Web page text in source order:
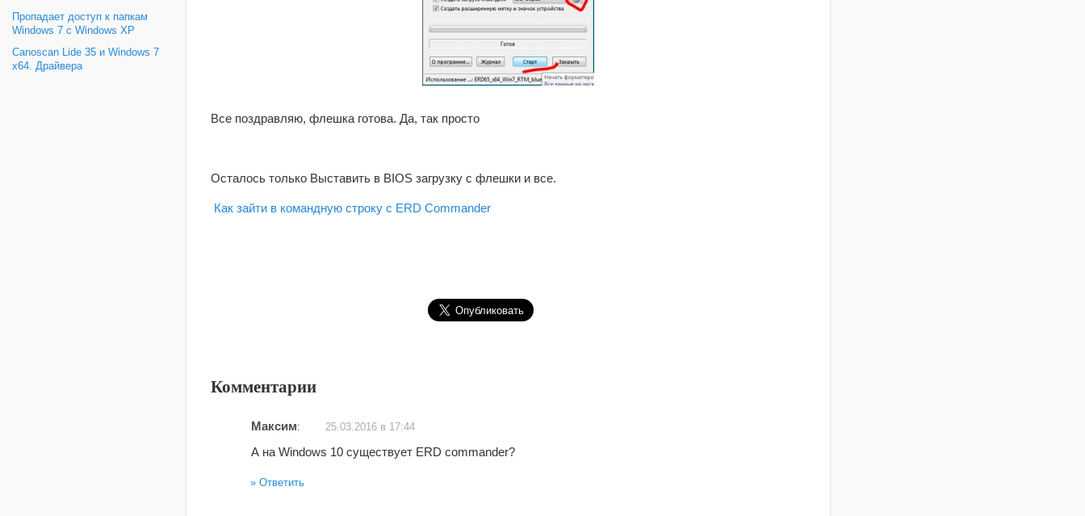
Пропадает доступ к папкам
Windows 7 с Windows XP
Canoscan Lide 35 и Windows 7
x64. Драйвера
Все поздравляю, флешка готова. Да, так просто
Осталось только Выставить в BIOS загрузку с флешки и все.
Как зайти в командную строку с ERD Commander
Комментарии
Максим: 25.03.2016 в 17:44
А на Windows 10 существует ERD commander?
Ответить